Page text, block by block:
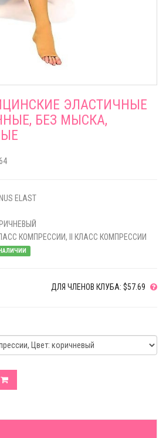
ЭЛАСТИЧНЫЕ
БЕЗ МЫСКА,
ELAST
КОМПРЕССИИ, II КЛАСС КОМПРЕССИИ
ДЛЯ ЧЛЕНОВ КЛУБА: $57.69